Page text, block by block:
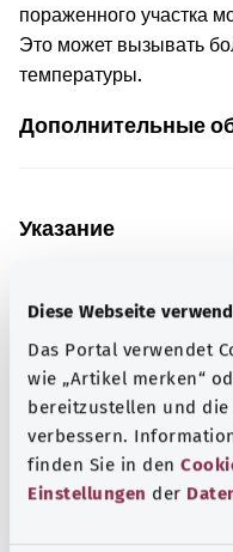
Diese Webseite
Das Portal verwendet
wie „Artikel merken“
bereitzustellen und die
verbessern.
finden Sie in den
Einstellungen der
пораженного участка
Это может вызывать
температуры.
Дополнительные
Указание
Предоставлено
hab’ ich? GmbH по
Gesundheit (BMG,
здравоохранения).